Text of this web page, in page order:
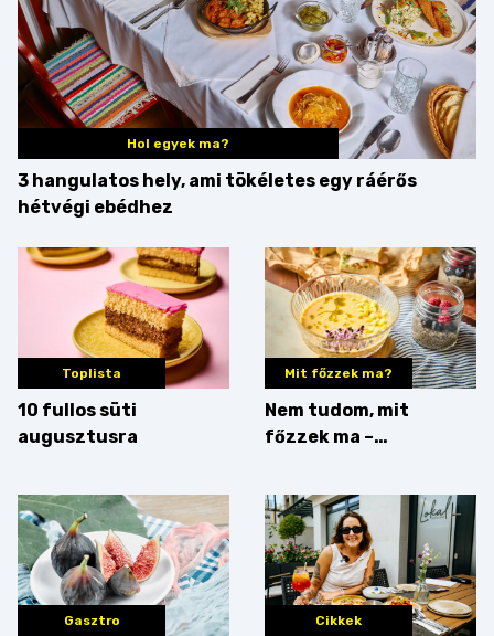
Hol egyek ma?
3 hangulatos hely, ami tökéletes egy ráérős
hétvégi ebédhez
Toplista
10 fullos süti
augusztusra
Mit főzzek ma?
Nem tudom, mit
főzzek ma –
Gasztro Cikkek